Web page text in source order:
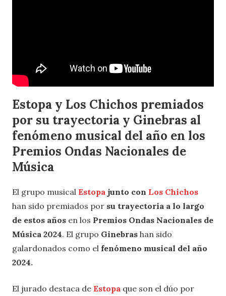
Estopa y Los Chichos premiados
por su trayectoria y Ginebras al
fenómeno musical del año en los
Premios Ondas Nacionales de
Música
El grupo musical Estopa junto con Los Chichos
han sido premiados por su trayectoria a lo largo
de estos años en los Premios Ondas Nacionales de
Música 2024. El grupo Ginebras han sido
galardonados como el fenómeno musical del año
2024.
El jurado destaca de Estopa que son el dúo por